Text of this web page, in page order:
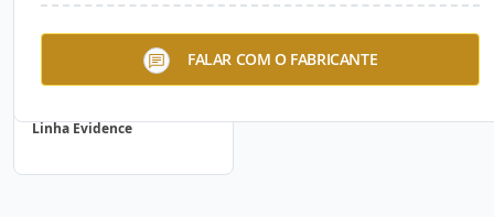
FALAR COM O FABRICANTE
Linha Evidence